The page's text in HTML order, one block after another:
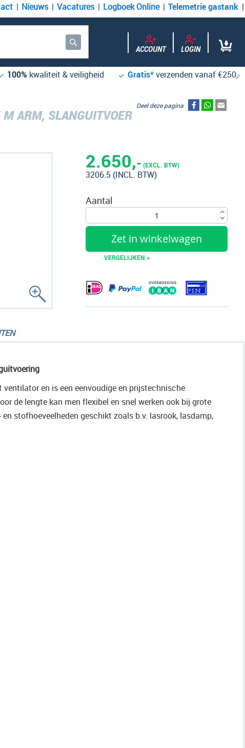
Nieuws Vacatures Logboek Online Telemetrie gastank
Zoek ACCOUNT LOGIN
100% kwaliteit & veiligheid Gratis*verzenden vanaf €250,-
ARM, SLANGUITVOER
2.650,- (EXCL. BTW)
3206.5 (INCL. BTW)
Aantal
Zet in winkelwagen
VERGELIJKEN >
Deel deze pagina
en is een eenvoudige en prijstechnische
de lengte kan men flexibel en snel werken ook bij grote
stofhoeveelheden geschikt zoals b.v. lasrook, lasdamp,